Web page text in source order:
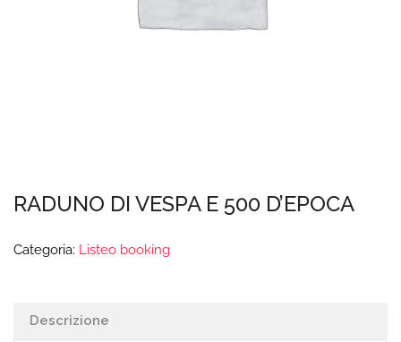
RADUNO DI VESPA E 500 D’EPOCA
Categoria: Listeo booking
Descrizione